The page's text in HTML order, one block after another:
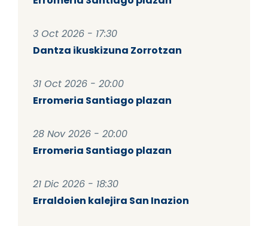
3 Oct 2026 - 17:30
Dantza ikuskizuna Zorrotzan
31 Oct 2026 - 20:00
Erromeria Santiago plazan
28 Nov 2026 - 20:00
Erromeria Santiago plazan
21 Dic 2026 - 18:30
Erraldoien kalejira San Inazion